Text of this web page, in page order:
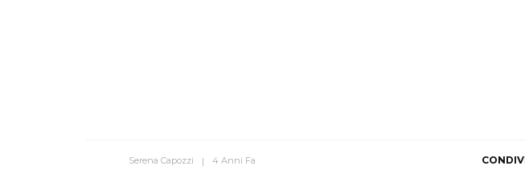
Serena Capozzi 4 Anni Fa